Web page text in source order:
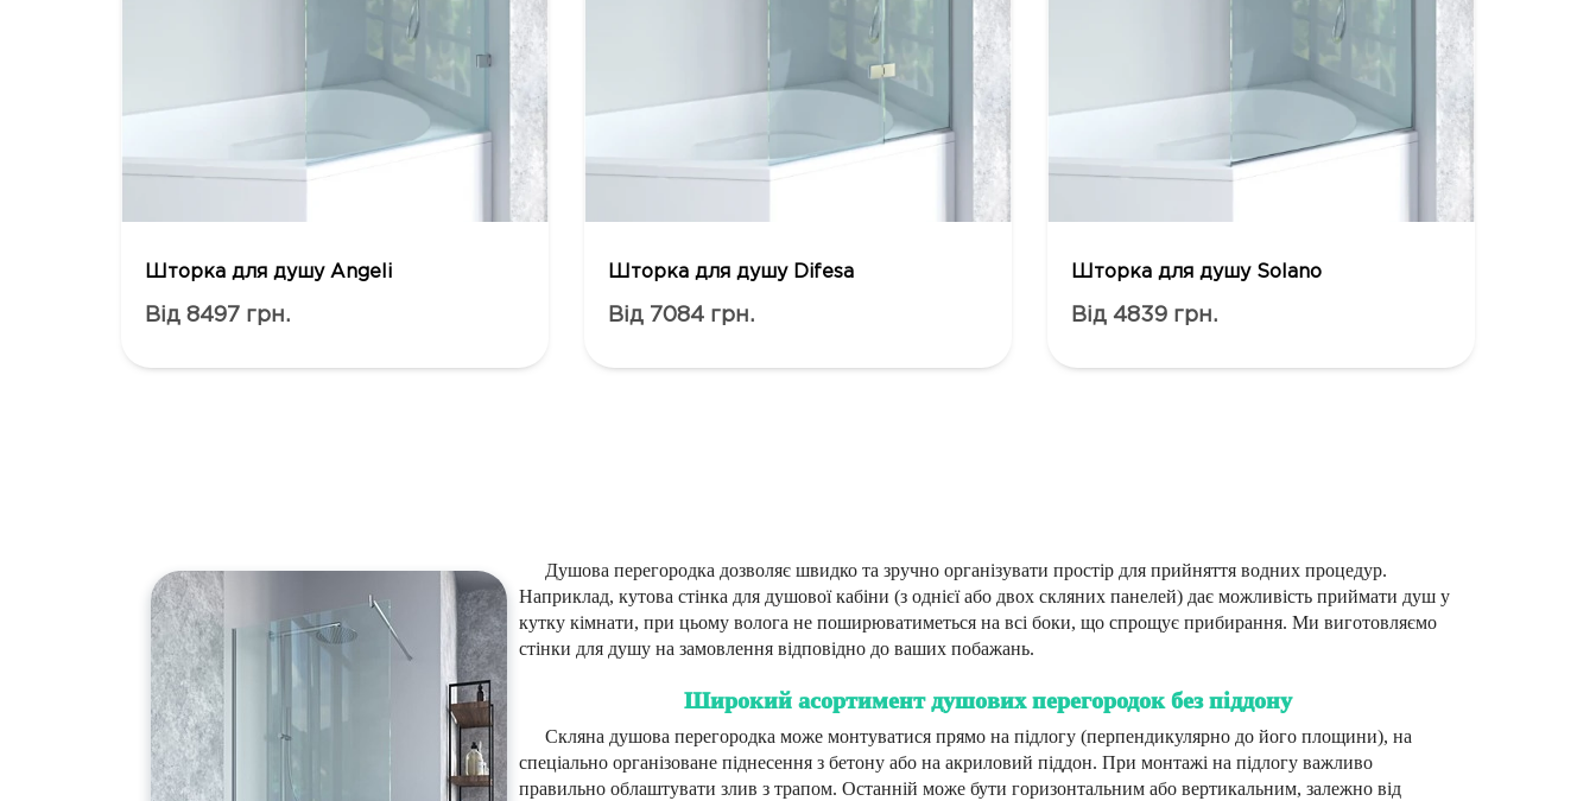
Шторка для душу Angeli
Від 8497 грн.
Шторка для душу Difesa
Від 7084 грн.
Шторка для душу Solano
Від 4839 грн.
Душова перегородка дозволяє швидко та зручно організувати простір для прийняття водних процедур.
Наприклад, кутова стінка для душової кабіни (з однієї або двох скляних панелей) дає можливість приймати душ у
кутку кімнати, при цьому волога не поширюватиметься на всі боки, що спрощує прибирання. Ми виготовляємо
стінки для душу на замовлення відповідно до ваших побажань.
Широкий асортимент душових перегородок без піддону
Скляна душова перегородка може монтуватися прямо на підлогу (перпендикулярно до його площини), на
спеціально організоване піднесення з бетону або на акриловий піддон. При монтажі на підлогу важливо
правильно облаштувати злив з трапом. Останній може бути горизонтальним або вертикальним, залежно від